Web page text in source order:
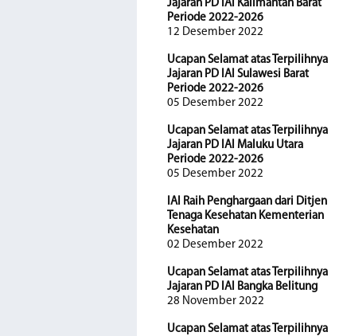
Jajaran PD IAI Kalimantan Barat
Periode 2022-2026
12 Desember 2022
Ucapan Selamat atas Terpilihnya
Jajaran PD IAI Sulawesi Barat
Periode 2022-2026
05 Desember 2022
Ucapan Selamat atas Terpilihnya
Jajaran PD IAI Maluku Utara
Periode 2022-2026
05 Desember 2022
IAI Raih Penghargaan dari Ditjen
Tenaga Kesehatan Kementerian
Kesehatan
02 Desember 2022
Ucapan Selamat atas Terpilihnya
Jajaran PD IAI Bangka Belitung
28 November 2022
Ucapan Selamat atas Terpilihnya